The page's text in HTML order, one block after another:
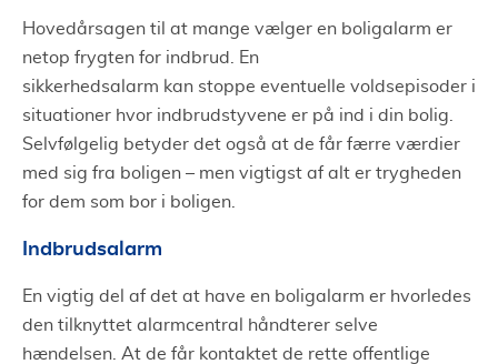
Hovedårsagen til at mange vælger en boligalarm er
netop frygten for indbrud. En
sikkerhedsalarm kan stoppe eventuelle voldsepisoder i
situationer hvor indbrudstyvene er på ind i din bolig.
Selvfølgelig betyder det også at de får færre værdier
med sig fra boligen – men vigtigst af alt er trygheden
for dem som bor i boligen.
Indbrudsalarm
En vigtig del af det at have en boligalarm er hvorledes
den tilknyttet alarmcentral håndterer selve
hændelsen. At de får kontaktet de rette offentlige